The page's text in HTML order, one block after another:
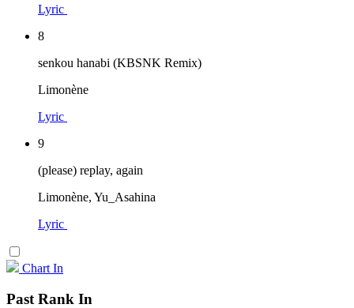
Lyric
8
senkou hanabi (KBSNK Remix)
Limonène
Lyric
9
(please) replay, again
Limonène, Yu_Asahina
Lyric
Chart In
Past Rank In